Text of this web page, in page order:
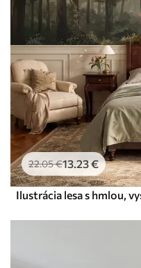
22.05€13.23€